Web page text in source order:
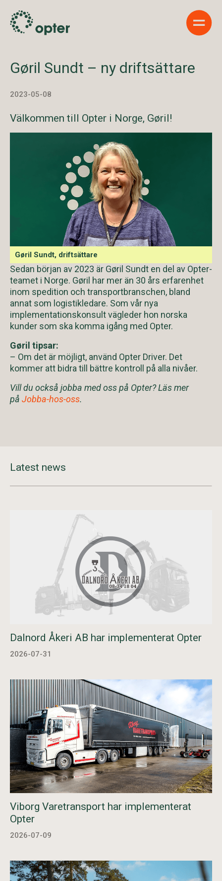
Show
Gøril Sundt – ny driftsättare
2023-05-08
Välkommen till Opter i Norge, Gøril!
Gøril Sundt, driftsättare
Sedan början av 2023 är Gøril Sundt en del av Opter-
teamet i Norge. Gøril har mer än 30 års erfarenhet
inom spedition och transportbranschen, bland
annat som logistikledare. Som vår nya
implementationskonsult vägleder hon norska
kunder som ska komma igång med Opter.
Gøril tipsar:
– Om det är möjligt, använd Opter Driver. Det
kommer att bidra till bättre kontroll på alla nivåer.
Vill du också jobba med oss på Opter? Läs mer
på Jobba-hos-oss.
Latest news
Dalnord Åkeri AB har implementerat Opter
2026-07-31
Viborg Varetransport har implementerat
Opter
2026-07-09